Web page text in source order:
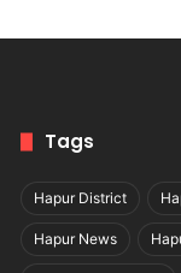
Tags
Hapur District
Hapur News